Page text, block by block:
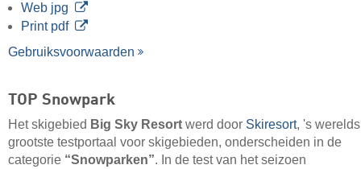
Web jpg
Print pdf
Gebruiksvoorwaarden
TOP Snowpark
Het skigebied Big Sky Resort werd door Skiresort, 's werelds
grootste testportaal voor skigebieden, onderscheiden in de
categorie “Snowparken”. In de test van het seizoen